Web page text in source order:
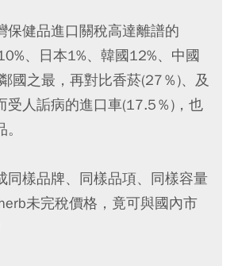
保健品進口關稅高達離譜的
、日本1%、韓國12%、中國
國之最，再對比香菸(27％)、及
受人詬病的進口車(17.5％)，也
同樣品牌、同樣品項、同樣容量
未完稅價格，竟可與國內市